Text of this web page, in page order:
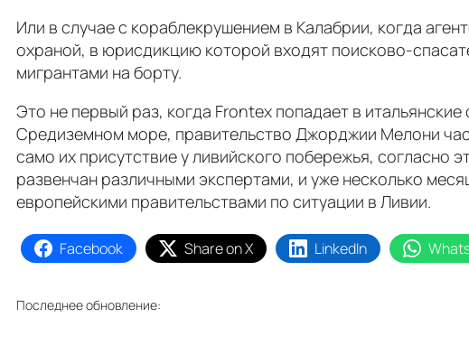
Или в случае с кораблекрушением в Калабрии, когда
охраной, в юрисдикцию которой входят поисково-
мигрантами на борту.
Это не первый раз, когда Frontex попадает в
Средиземном море, правительство Джорджии Мелони
само их присутствие у ливийского побережья, согласно
развенчан различными экспертами, и уже несколько
европейскими правительствами по ситуации в Ливии.
Facebook Share on X LinkedIn
Последнее обновление: